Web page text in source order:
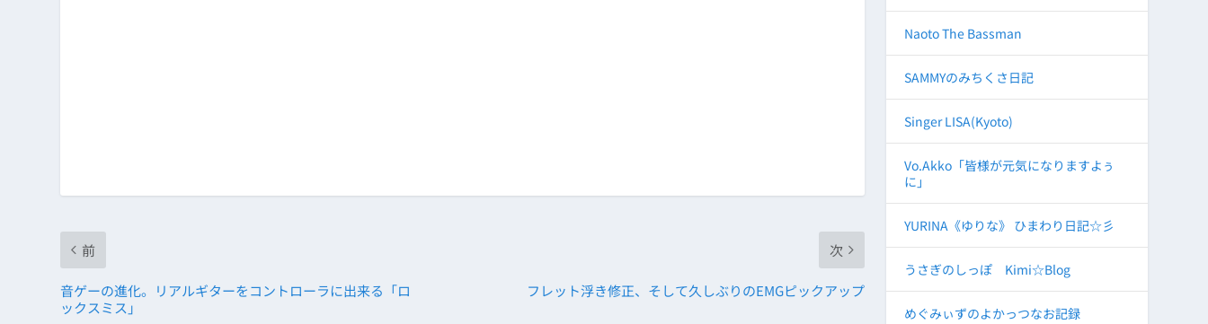
前
音ゲーの進化。リアルギターをコントローラに出来る「ロ
ックスミス」
次
フレット浮き修正、そして久しぶりのEMGピックアップ
Naoto The Bassman
SAMMYのみちくさ日記
Singer LISA(Kyoto)
Vo.Akko「皆様が元気になりますよぅ
に」
YURINA《ゆりな》 ひまわり日記☆彡
うさぎのしっぽ Kimi☆Blog
めぐみぃずのよかっつなお記録